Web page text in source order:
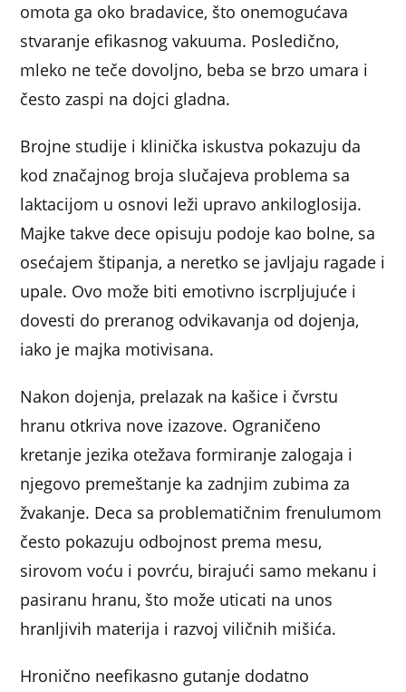
omota ga oko bradavice, što onemogućava
stvaranje efikasnog vakuuma. Posledično,
mleko ne teče dovoljno, beba se brzo umara i
često zaspi na dojci gladna.
Brojne studije i klinička iskustva pokazuju da
kod značajnog broja slučajeva problema sa
laktacijom u osnovi leži upravo ankiloglosija.
Majke takve dece opisuju podoje kao bolne, sa
osećajem štipanja, a neretko se javljaju ragade i
upale. Ovo može biti emotivno iscrpljujuće i
dovesti do preranog odvikavanja od dojenja,
iako je majka motivisana.
Nakon dojenja, prelazak na kašice i čvrstu
hranu otkriva nove izazove. Ograničeno
kretanje jezika otežava formiranje zalogaja i
njegovo premeštanje ka zadnjim zubima za
žvakanje. Deca sa problematičnim frenulumom
često pokazuju odbojnost prema mesu,
sirovom voću i povrću, birajući samo mekanu i
pasiranu hranu, što može uticati na unos
hranljivih materija i razvoj viličnih mišića.
Hronično neefikasno gutanje dodatno